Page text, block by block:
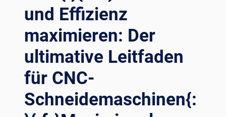
und Effizienz
maximieren: Der
ultimative Leitfaden
für CNC-
Schneidemaschinen{: